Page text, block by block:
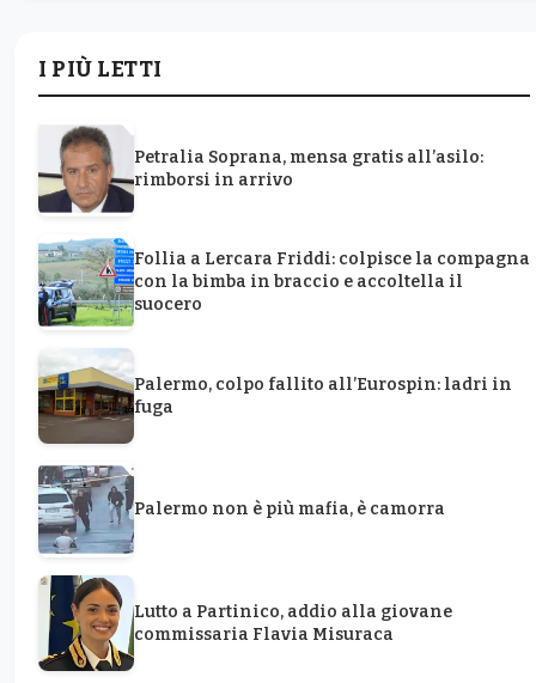
I PIÙ LETTI
Petralia Soprana, mensa gratis all’asilo:
rimborsi in arrivo
Follia a Lercara Friddi: colpisce la compagna
con la bimba in braccio e accoltella il
suocero
Palermo, colpo fallito all’Eurospin: ladri in
fuga
Palermo non è più mafia, è camorra
Lutto a Partinico, addio alla giovane
commissaria Flavia Misuraca